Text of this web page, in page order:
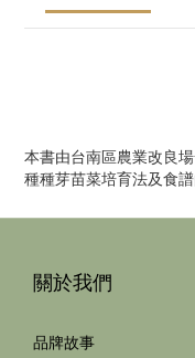
本書由台南區農業改良
種種芽苗菜培育法及食
關於我們
品牌故事